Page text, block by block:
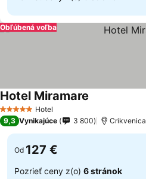
Obľúbená voľba
5 Počet hviezdičiek
Hotel
Hotel Miramare
9,3 Vynikajúce 3 800 Crikvenica
Od 127 €
Pozrieť ceny z(o) 6 stránok